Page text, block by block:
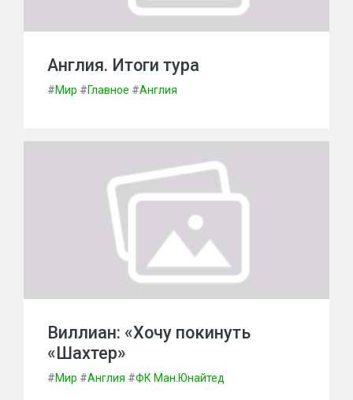
Англия. Итоги тура
#Мир #Главное #Англия
Виллиан: «Хочу покинуть
«Шахтер»
#Мир #Англия #ФК Ман.Юнайтед